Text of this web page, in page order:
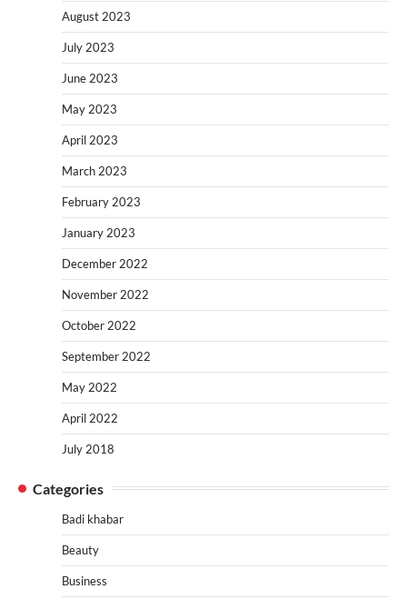
August 2023
July 2023
June 2023
May 2023
April 2023
March 2023
February 2023
January 2023
December 2022
November 2022
October 2022
September 2022
May 2022
April 2022
July 2018
Categories
Badi khabar
Beauty
Business